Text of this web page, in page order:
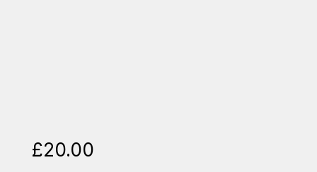
£20.00